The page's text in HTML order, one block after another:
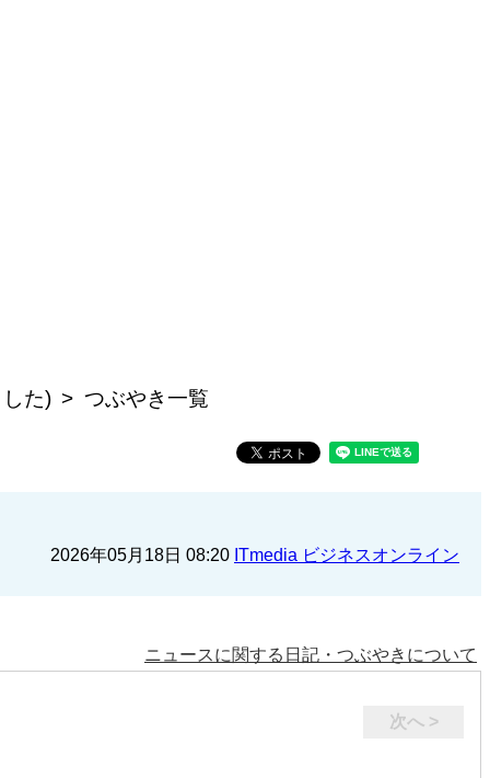
た) つぶやき一覧
2026年05月18日 08:20 ITmedia ビジネスオンライン
ニュースに関する日記・つぶやきについて
次へ >